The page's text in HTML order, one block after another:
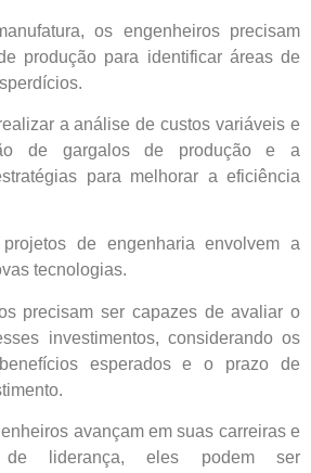
os engenheiros precisam
produção para identificar áreas de
a análise de custos variáveis e
de gargalos de produção e a
para melhorar a eficiência
de engenharia envolvem a
tecnologias.
precisam ser capazes de avaliar o
investimentos, considerando os
esperados e o prazo de
avançam em suas carreiras e
de liderança, eles podem ser